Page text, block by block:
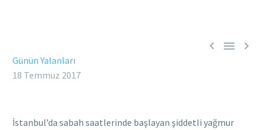
  
Günün Yalanları
18 Temmuz 2017
İstanbul’da sabah saatlerinde başlayan şiddetli yağmur